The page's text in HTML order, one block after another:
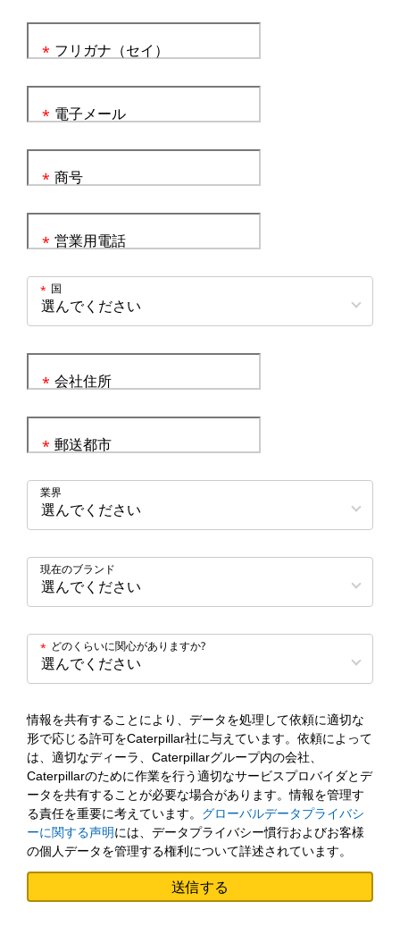
フリガナ（セイ）
*
電子メール
*
商号
*
営業用電話
*
国
*
会社住所
*
郵送都市
*
業界
現在のブランド
どのくらいに関心がありますか?
*
情報を共有することにより、データを処理して依頼に適切な
形で応じる許可をCaterpillar社に与えています。依頼によって
は、適切なディーラ、Caterpillarグループ内の会社、
Caterpillarのために作業を行う適切なサービスプロバイダとデ
ータを共有することが必要な場合があります。情報を管理す
る責任を重要に考えています。 グローバルデータプライバシ
ーに関する声明には、データプライバシー慣行およびお客様
の個人データを管理する権利について詳述されています。